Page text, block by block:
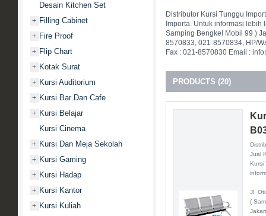
Desain Kitchen Set
+ Filling Cabinet
+ Fire Proof
+ Flip Chart
+ Kotak Surat
+ Kursi Auditorium
+ Kursi Bar Dan Cafe
+ Kursi Belajar
Kursi Cinema
+ Kursi Dan Meja Sekolah
+ Kursi Gaming
+ Kursi Hadap
+ Kursi Kantor
+ Kursi Kuliah
Distributor Kursi Tunggu
Importa. Untuk informasi lebih
Samping Bengkel Mobil 99 )
8570833, 021-8570834, HP/
Fax : 021-8570830 Email :
PRODUCTS (20)
Jual
Kursi
Jl.
(